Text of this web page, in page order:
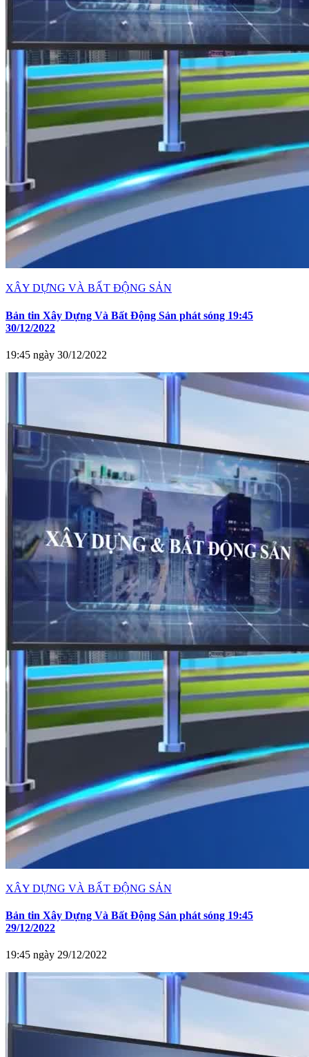
XÂY DỰNG VÀ BẤT ĐỘNG SẢN
Bản tin Xây Dựng Và Bất Động Sản phát sóng 19:45
30/12/2022
19:45 ngày 30/12/2022
XÂY DỰNG VÀ BẤT ĐỘNG SẢN
Bản tin Xây Dựng Và Bất Động Sản phát sóng 19:45
29/12/2022
19:45 ngày 29/12/2022